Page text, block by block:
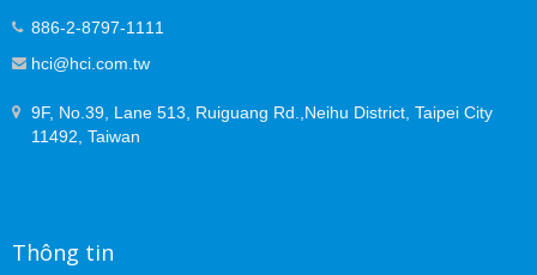
886-2-8797-1111
hci@hci.com.tw
9F, No.39, Lane 513, Ruiguang Rd.,Neihu District, Taipei City
11492, Taiwan
Thông tin